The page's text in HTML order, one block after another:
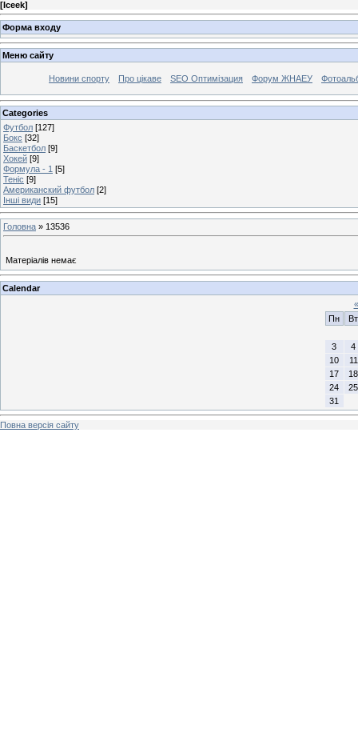
[Iceek]
Форма входу
Меню сайту
Новини спорту Про цікаве SEO Оптимізация Форум ЖНАЕУ
Categories
Футбол [127]
Бокс [32]
Баскетбол [9]
Хокей [9]
Формула - 1 [5]
Теніс [9]
Американский футбол [2]
Інші види [15]
Головна » 13536
Матеріалів немає
Calendar
«
Пн
Вт
3
4
10
11
17
18
24
25
31
Повна версія сайту